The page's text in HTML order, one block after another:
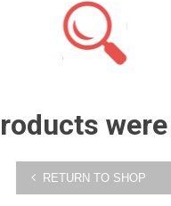
RETURN TO SHOP